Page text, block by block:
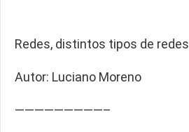
Redes, distintos tipos de redes
Autor: Luciano Moreno
—————————–